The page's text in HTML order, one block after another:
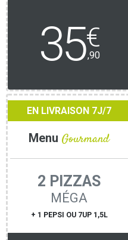
35€
,90
EN LIVRAISON 7J/7
Menu Gourmand
2 PIZZAS
MÉGA
+ 1 PEPSI OU 7UP 1,5L